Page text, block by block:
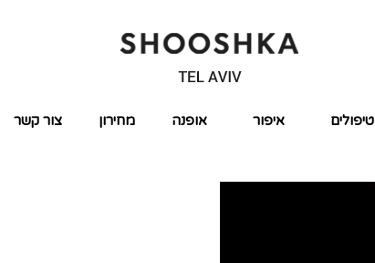
טיפולים איפור אופנה מחירון צור קשר